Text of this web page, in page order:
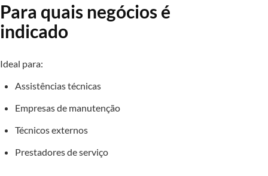
Para quais negócios é
indicado
Ideal para:
Assistências técnicas
Empresas de manutenção
Técnicos externos
Prestadores de serviço